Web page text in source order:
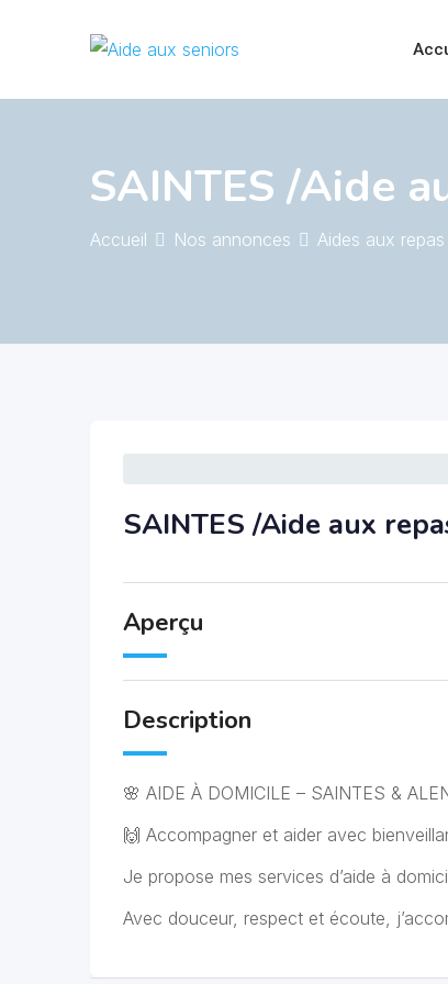
SAINTES /Aide
Accueil Nos annonces Aides aux repas
SAINTES /Aide aux
Aperçu
Description
🌸 AIDE À DOMICILE – SAINTES &
🙌 Accompagner et aider avec
Je propose mes services d’aide à
Avec douceur, respect et écoute,